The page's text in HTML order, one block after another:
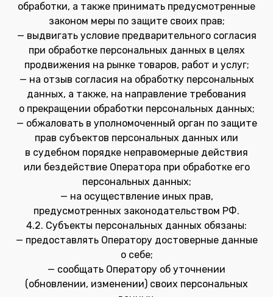
обработки, а также принимать предусмотренные
законом меры по защите своих прав;
— выдвигать условие предварительного согласия
при обработке персональных данных в целях
продвижения на рынке товаров, работ и услуг;
— на отзыв согласия на обработку персональных
данных, а также, на направление требования
о прекращении обработки персональных данных;
— обжаловать в уполномоченный орган по защите
прав субъектов персональных данных или
в судебном порядке неправомерные действия
или бездействие Оператора при обработке его
персональных данных;
— на осуществление иных прав,
предусмотренных законодательством РФ.
4.2. Субъекты персональных данных обязаны:
— предоставлять Оператору достоверные данные
о себе;
— сообщать Оператору об уточнении
(обновлении, изменении) своих персональных